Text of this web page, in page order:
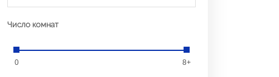
Число комнат
0 8+